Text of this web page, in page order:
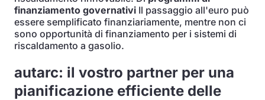
finanziamento governativi Il passaggio all'euro può
essere semplificato finanziariamente, mentre non ci
sono opportunità di finanziamento per i sistemi di
riscaldamento a gasolio.
autarc: il vostro partner per una
pianificazione efficiente delle